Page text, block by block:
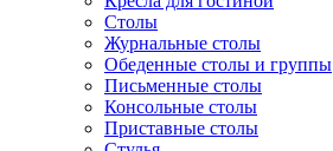
Столы
Журнальные столы
Обеденные столы и группы
Письменные столы
Консольные столы
Приставные столы